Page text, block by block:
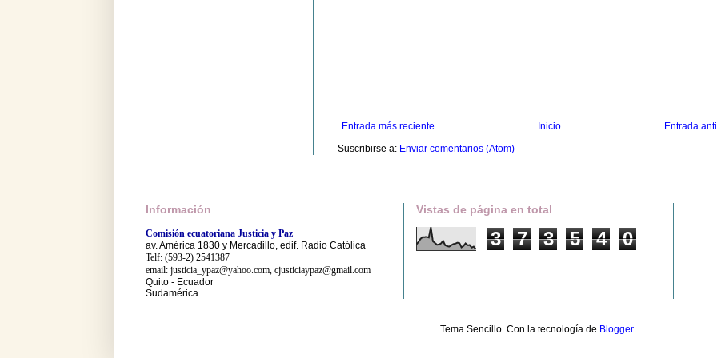
Entrada más reciente Entrada
Inicio
Suscribirse a: Enviar comentarios (Atom)
Información
Comisión ecuatoriana Justicia y Paz
av. América 1830 y Mercadillo, edif. Radio Católica
Telf: (593-2) 2541387
email: justicia_ypaz@yahoo.com, cjusticiaypaz@gmail.com
Quito - Ecuador
Sudamérica
Vistas de página en total
3 7 3 5 4 0
Tema Sencillo. Con la tecnología de Blogger.